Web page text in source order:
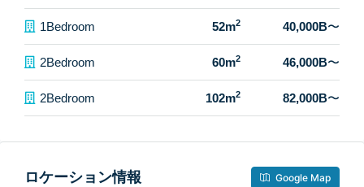
1Bedroom 52m2 40,000B〜
2Bedroom 60m2 46,000B〜
2Bedroom 102m2 82,000B〜
ロケーション情報 Google Map